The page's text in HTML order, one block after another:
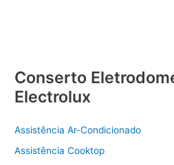
Conserto
Electrolux
Assistência Ar-Condicionado
Assistência Cooktop